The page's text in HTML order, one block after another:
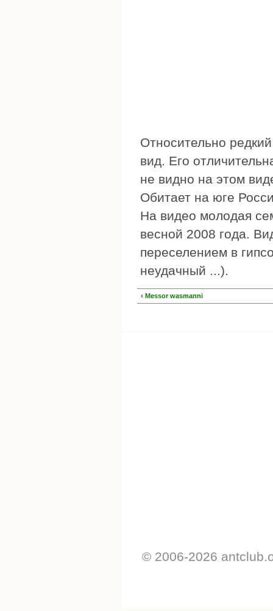
Относительно
вид. Его
не видно на этом
Обитает на юге
На видео молодая
весной 2008 года.
переселением в
неудачный ...).
‹ Messor wasmanni
© 2006-2026